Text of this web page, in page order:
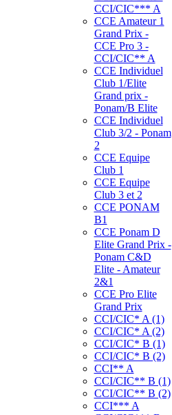
CCI/CIC*** A
CCE Amateur 1
Grand Prix -
CCE Pro 3 -
CCI/CIC** A
CCE Individuel
Club 1/Elite
Grand prix -
Ponam/B Elite
CCE Individuel
Club 3/2 - Ponam
2
CCE Equipe
Club 1
CCE Equipe
Club 3 et 2
CCE PONAM
B1
CCE Ponam D
Elite Grand Prix -
Ponam C&D
Elite - Amateur
2&1
CCE Pro Elite
Grand Prix
CCI/CIC* A (1)
CCI/CIC* A (2)
CCI/CIC* B (1)
CCI/CIC* B (2)
CCI** A
CCI/CIC** B (1)
CCI/CIC** B (2)
CCI*** A